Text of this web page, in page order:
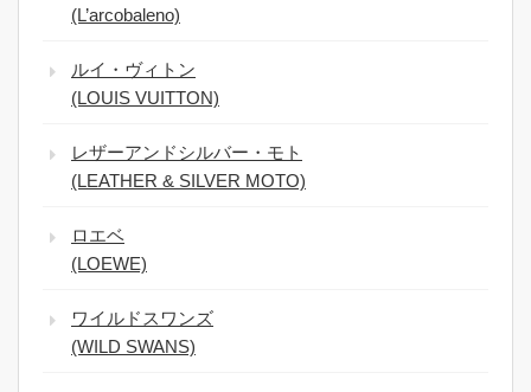
(L’arcobaleno)
ルイ・ヴィトン
(LOUIS VUITTON)
レザーアンドシルバー・モト
(LEATHER & SILVER MOTO)
ロエベ
(LOEWE)
ワイルドスワンズ
(WILD SWANS)